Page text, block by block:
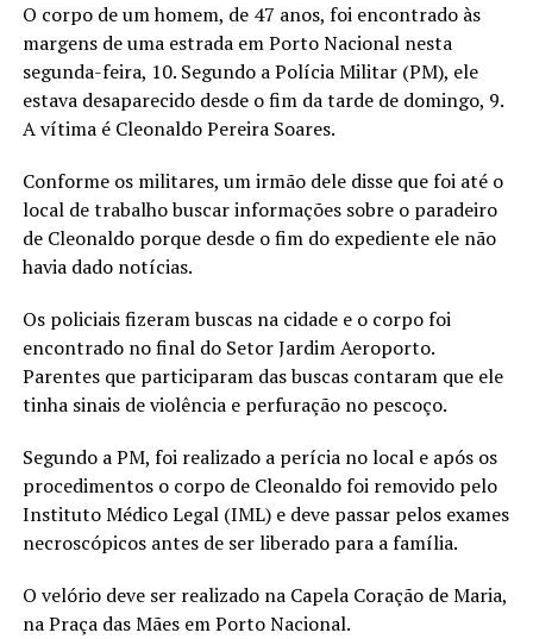
O corpo de um homem, de 47 anos, foi encontrado às
margens de uma estrada em Porto Nacional nesta
segunda-feira, 10. Segundo a Polícia Militar (PM), ele
estava desaparecido desde o fim da tarde de domingo, 9.
A vítima é Cleonaldo Pereira Soares.
Conforme os militares, um irmão dele disse que foi até o
local de trabalho buscar informações sobre o paradeiro
de Cleonaldo porque desde o fim do expediente ele não
havia dado notícias.
Os policiais fizeram buscas na cidade e o corpo foi
encontrado no final do Setor Jardim Aeroporto.
Parentes que participaram das buscas contaram que ele
tinha sinais de violência e perfuração no pescoço.
Segundo a PM, foi realizado a perícia no local e após os
procedimentos o corpo de Cleonaldo foi removido pelo
Instituto Médico Legal (IML) e deve passar pelos exames
necroscópicos antes de ser liberado para a família.
O velório deve ser realizado na Capela Coração de Maria,
na Praça das Mães em Porto Nacional.